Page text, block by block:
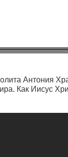
Антония
Как Иисус